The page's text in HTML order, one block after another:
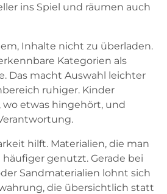
ins Spiel und räumen auch
Inhalte nicht zu überladen.
Kategorien als
Das macht Auswahl leichter
ruhiger. Kinder
etwas hingehört, und
hilft. Materialien, die man
genutzt. Gerade bei
Sandmaterialien lohnt sich
die übersichtlich statt